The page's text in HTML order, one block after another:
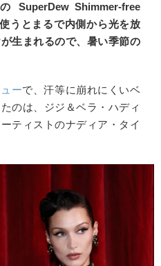
SuperDew Shimmer-free
うとまるで内側から光を放
生まれるので、暑い季節の
ーで、汗等に崩れにくいベ
のは、ジジ＆ベラ・ハディ
ティストのナディア・タイ